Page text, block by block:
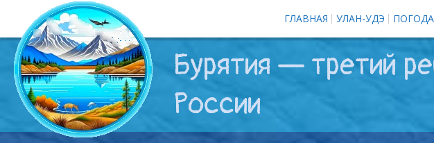
ГЛАВНАЯ УЛАН-УДЭ
Бурятия — третий
России